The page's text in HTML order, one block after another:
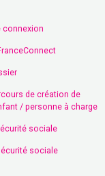
connexion
de création de
/ personne à charge
sociale
sociale